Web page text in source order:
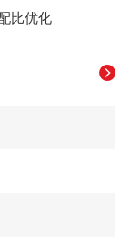
比优化